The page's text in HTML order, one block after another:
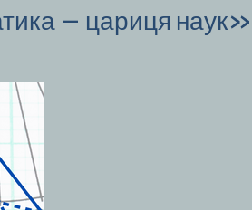
– цариця наук»